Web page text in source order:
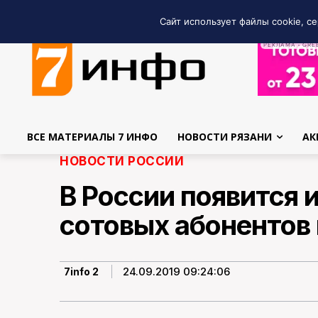
РЕКЛАМА •
ВСЕ МАТЕРИАЛЫ 7 ИНФО НОВОСТИ РЯЗАНИ
НОВОСТИ РОССИИ
В России появится
сотовых
7info 2 24.09.2019 09:24:06
Сайт использует файлы cookie,